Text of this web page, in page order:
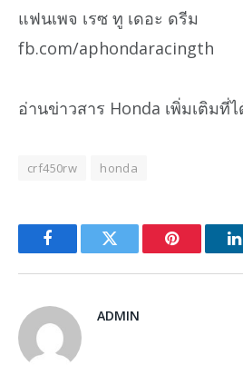
แฟนเพจ เรซ ทู เดอะ ดรีม
fb.com/aphondaracingth
อ่านข่าวสาร Honda เพิ่มเติมที่ไ
crf450rw honda
FacebookTwitter Pinterest
ADMIN